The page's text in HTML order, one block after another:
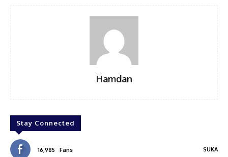
Hamdan
Stay Connected
16,985 Fans SUKA